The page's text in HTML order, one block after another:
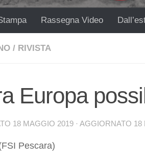
Rassegna Video
/ RIVISTA
Europa
18 MAGGIO 2019 · AGGIORNATO 18
Pescara)